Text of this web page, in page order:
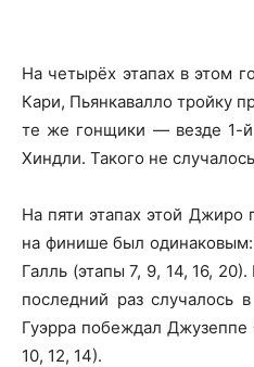
На четырёх этапах в этом
Кари, Пьянкавалло тройку
те же гонщики — везде 1-
Хиндли. Такого не
На пяти этапах этой Джиро
на финише был
Галль (этапы 7, 9, 14, 16,
последний раз случалось
Гуэрра побеждал Джузеппе
10, 12, 14).